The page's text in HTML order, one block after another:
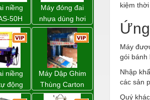
cắt gọt
điện
đo
thiết bị
Thiết bị
niềng
50H
Máy đóng đai
nhựa dùng hơi
khí nén WP-20
niềng
động
giá tốt
Máy Dập Ghim
Thùng Carton
Wp-1200 Chính
kiệm
Máy
gói bánh
Nhập
các sản
Quý